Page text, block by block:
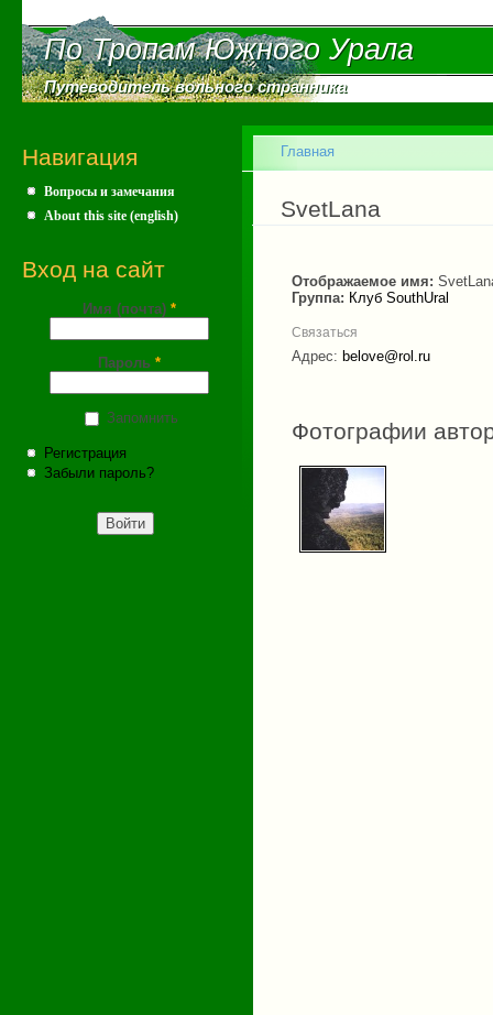
По Тропам Южного Урала
По Тропам Южного Урала
Путеводитель вольного странника
Путеводитель вольного странника
Навигация
Вопросы и замечания
About this site (english)
Вход на сайт
Имя (почта) *
Пароль *
Запомнить
Регистрация
Забыли пароль?
Вы здесь
Главная
SvetLana
Отображаемое имя:
Группа: Клуб SouthUral
Связаться
Адрес: belove@rol.ru
Фотографии